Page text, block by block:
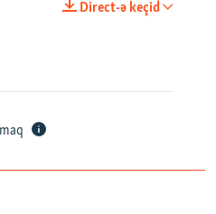
Direct-ə keçid